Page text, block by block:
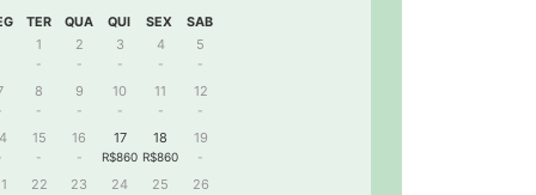
TER QUA QUI SEX SAB
1
-
2
-
3
-
4
-
5
-
8
-
9
-
10
-
11
-
12
-
15
-
16
-
17
R$860
18
R$860
19
-
22 23 24 25 26